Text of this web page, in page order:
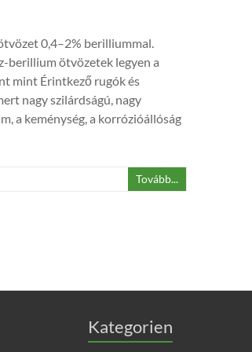
0,4–2% berilliummal.
berillium ötvözetek legyen a
mint Érintkező rugók és
nagy szilárdságú, nagy
a keménység, a korrózióállóság
Tovább...
Kategorien